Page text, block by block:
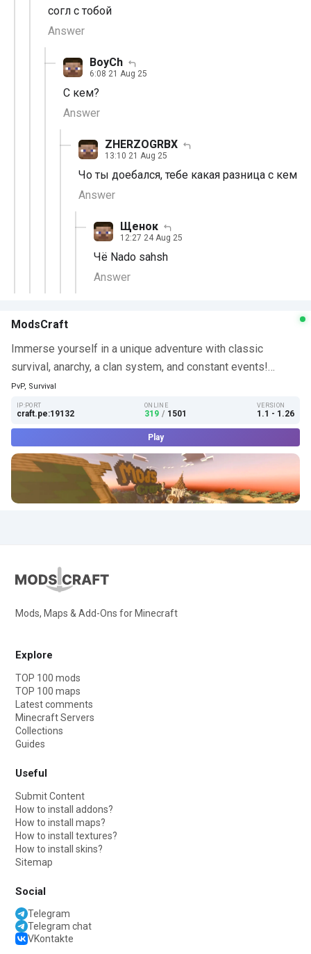
согл с тобой
Answer
BoyCh
6:08 21 Aug 25
С кем?
Answer
ZHERZOGRBX
13:10 21 Aug 25
Чо ты дoeбaлся, тебе какая разница с кем
Answer
Щенок
12:27 24 Aug 25
Чё Nado sahsh
Answer
ModsCraft
Immerse yourself in a unique adventure with classic
survival, anarchy, a clan system, and constant events!…
PvP, Survival
IP:PORT
craft.pe:19132
ONLINE
319 / 1501
VERSION
1.1 - 1.26
Play
Mods, Maps & Add-Ons for Minecraft
Explore
TOP 100 mods
TOP 100 maps
Latest comments
Minecraft Servers
Collections
Guides
Useful
Submit Content
How to install addons?
How to install maps?
How to install textures?
How to install skins?
Sitemap
Social
Telegram
Telegram chat
VKontakte